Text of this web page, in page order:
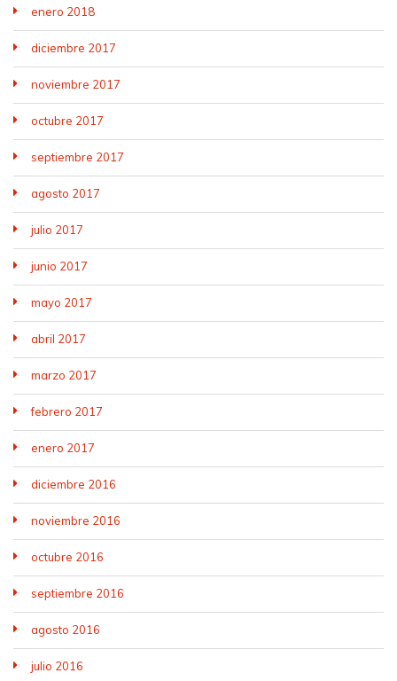
enero 2018
diciembre 2017
noviembre 2017
octubre 2017
septiembre 2017
agosto 2017
julio 2017
junio 2017
mayo 2017
abril 2017
marzo 2017
febrero 2017
enero 2017
diciembre 2016
noviembre 2016
octubre 2016
septiembre 2016
agosto 2016
julio 2016